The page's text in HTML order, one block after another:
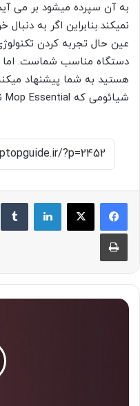
به آن سپرده میشود بر می
نمیکند.بنابراین اگر به
عین حال تجربه کردن
دستگاه مناسب شماست. اما
هستید به شما پیشنهاد
شیائومی که Mop Essential نام دارد مراجعه کنید.
لینکدین
چاپ
نقد